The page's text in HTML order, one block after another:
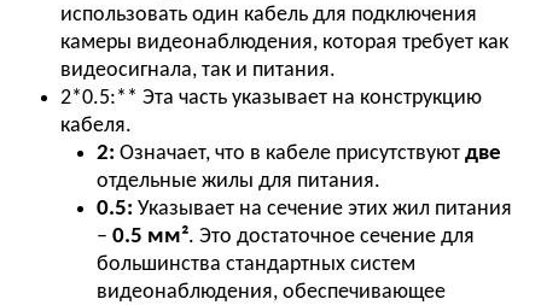
использовать один кабель для подключения
камеры видеонаблюдения, которая требует как
видеосигнала, так и питания.
2*0.5:** Эта часть указывает на конструкцию
кабеля.
2: Означает, что в кабеле присутствуют две
отдельные жилы для питания.
0.5: Указывает на сечение этих жил питания
– 0.5 мм². Это достаточное сечение для
большинства стандартных систем
видеонаблюдения, обеспечивающее